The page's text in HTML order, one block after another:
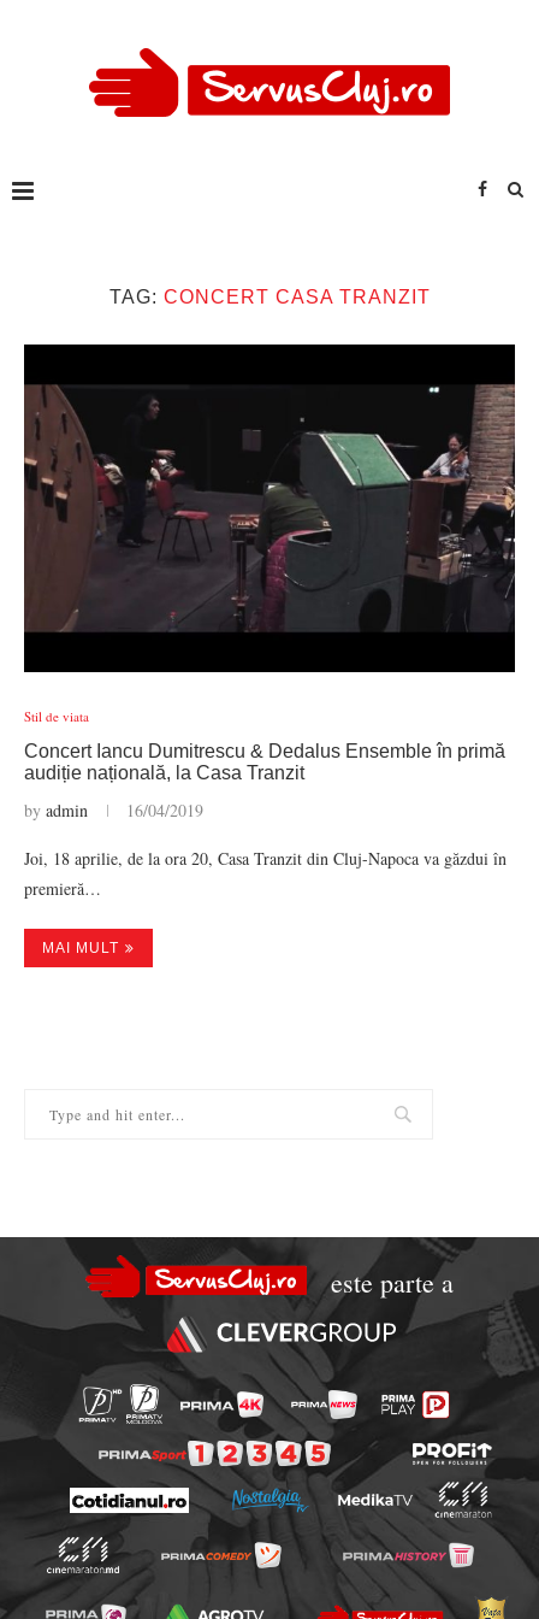
TAG: CONCERT CASA TRANZIT
Stil de viata
Concert Iancu Dumitrescu & Dedalus Ensemble în primă
audiție națională, la Casa Tranzit
by admin 16/04/2019
Joi, 18 aprilie, de la ora 20, Casa Tranzit din Cluj-Napoca va găzdui în
premieră…
MAI MULT
este parte a